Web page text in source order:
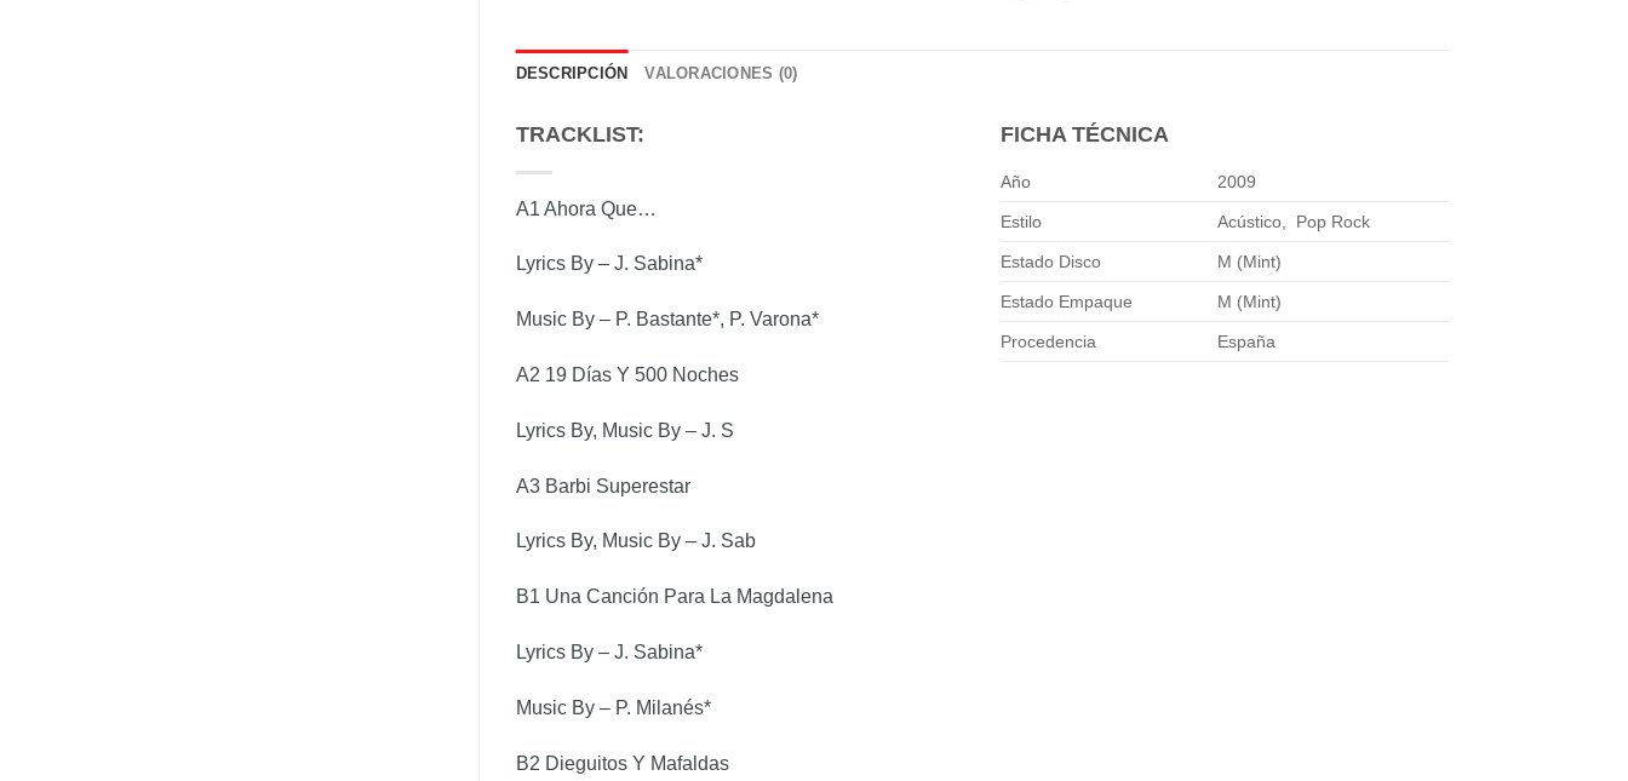
DESCRIPCIÓN VALORACIONES (0)
TRACKLIST:
A1 Ahora Que…
Lyrics By – J. Sabina*
Music By – P. Bastante*, P. Varona*
A2 19 Días Y 500 Noches
Lyrics By, Music By – J. S
A3 Barbi Superestar
Lyrics By, Music By – J. Sab
B1 Una Canción Para La Magdalena
Lyrics By – J. Sabina*
Music By – P. Milanés*
B2 Dieguitos Y Mafaldas
FICHA TÉCNICA
Año 2009
Estilo Acústico, Pop Rock
Estado Disco M (Mint)
Estado Empaque M (Mint)
Procedencia España